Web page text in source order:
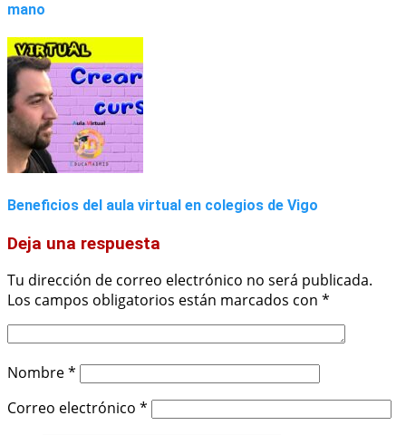
mano
Beneficios del aula virtual en colegios de Vigo
Deja una respuesta
Tu dirección de correo electrónico no será publicada.
Los campos obligatorios están marcados con *
Nombre*
Correo electrónico *